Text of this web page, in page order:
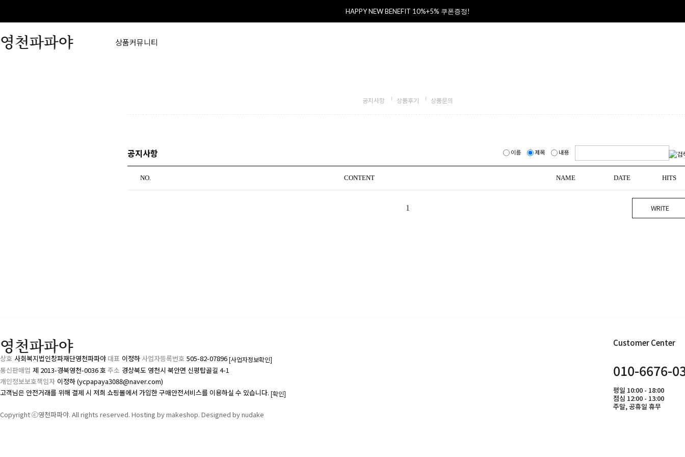
HAPPY NEW BENEFIT 10%+5% 쿠폰증정!
상품커뮤니티
공지사항 상품후기 상품문의
공지사항 이름 제목 내용
NO. CONTENT NAME DATE HITS
WRITE
1
상호 사회복지법인창파재단영천파파야 대표 이정하 사업자등록번호 505-82-07896[사업자정보확인]
통신판매업 제 2013-경북영천-0036 호 주소 경상북도 영천시 북안면 신평탑골길 4-1
개인정보보호책임자 이정하 (ycpapaya3088@naver.com)
고객님은 안전거래를 위해 결제 시 저희 쇼핑몰에서 가입한 구매안전서비스를 이용하실 수 있습니다. [확인]
Customer Center
010-6676-
평일 10:00 - 18:00
점심 12:00 - 13:00
주말, 공휴일 휴무
Copyright ⓒ영천파파야. All rights reserved. Hosting by makeshop. Designed by nudake